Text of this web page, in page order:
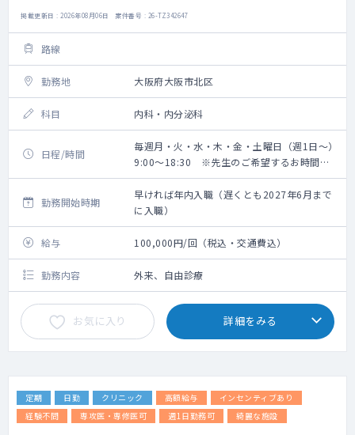
掲載更新日 : 2026年08月06日 案件番号 : 26-TZ342647
路線
勤務地 大阪府大阪市北区
科目 内科・内分泌科
日程/時間
毎週月・火・水・木・金・土曜日（週1日～）
9:00～18:30 ※先生のご希望するお時間で
のご相談可能です
勤務開始時期
早ければ年内入職（遅くとも2027年6月まで
に入職）
給与 100,000円/回（税込・交通費込）
勤務内容 外来、自由診療
お気に入り 詳細をみる
定期 日勤 クリニック 高額給与
インセンティブあり
経験不問
専攻医・専修医可 週1日勤務可 綺麗な施設